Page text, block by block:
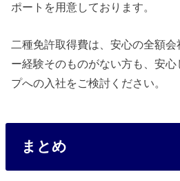
ポートを用意しております。
二種免許取得費は、安心の全額
ー経験そのものがない方も、安
プへの入社をご検討ください。
まとめ